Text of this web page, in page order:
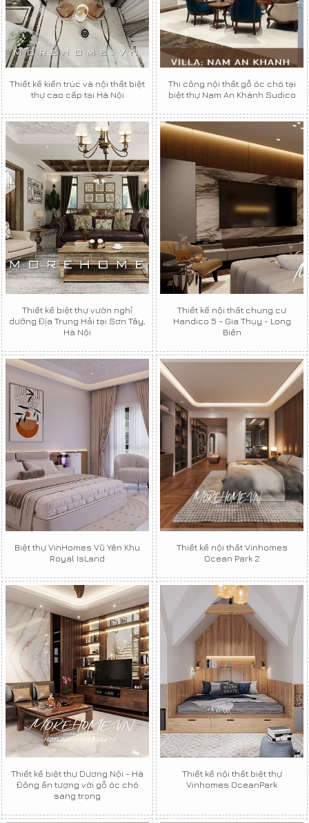
Thiết kế kiến trúc và nội thất biệt
thự cao cấp tại Hà Nội
Thi công nội thất gỗ óc chó tại
biệt thự Nam An Khánh Sudico
Thiết kế biệt thự vườn nghỉ
dưỡng Địa Trung Hải tại Sơn Tây,
Hà Nội
Thiết kế nội thất chung cư
Handico 5 - Gia Thụy - Long
Biên
Biệt thự VinHomes Vũ Yên Khu
Royal IsLand
Thiết kế nội thất Vinhomes
Ocean Park 2
Thiết kế biệt thự Dương Nội - Hà
Đông ấn tượng với gỗ óc chó
sang trọng
Thiết kế nội thất biệt thự
Vinhomes OceanPark